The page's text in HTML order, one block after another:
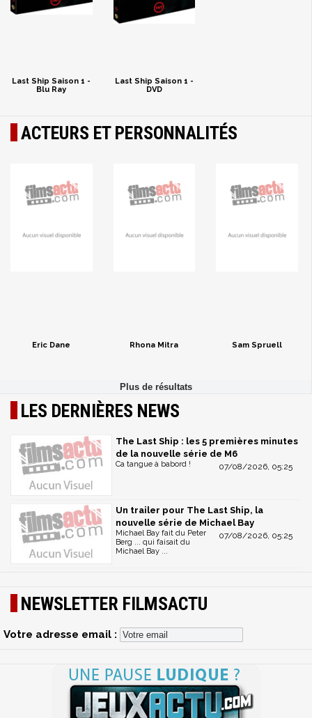
Last Ship Saison 1 -
Blu Ray
Last Ship Saison 1 -
DVD
ACTEURS ET PERSONNALITÉS
Eric Dane Rhona Mitra Sam Spruell
LES DERNIÈRES NEWS
The Last Ship : les 5 premières minutes
de la nouvelle série de M6
07/08/2026, 05:25
Ca tangue à babord !
Un trailer pour The Last Ship, la
nouvelle série de Michael Bay
07/08/2026, 05:25
Michael Bay fait du Peter
Berg ... qui faisait du
Michael Bay ...
NEWSLETTER FILMSACTU
Votre adresse email :